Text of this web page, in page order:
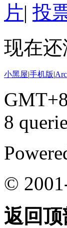
片| 投
现在
小黑屋|手机版|
8
©
返回顶